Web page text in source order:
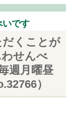
いです
くことが
せんべ
週月曜昼
）